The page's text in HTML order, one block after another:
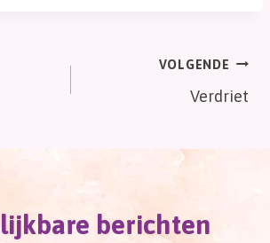
VOLGENDE
Verdriet
berichten